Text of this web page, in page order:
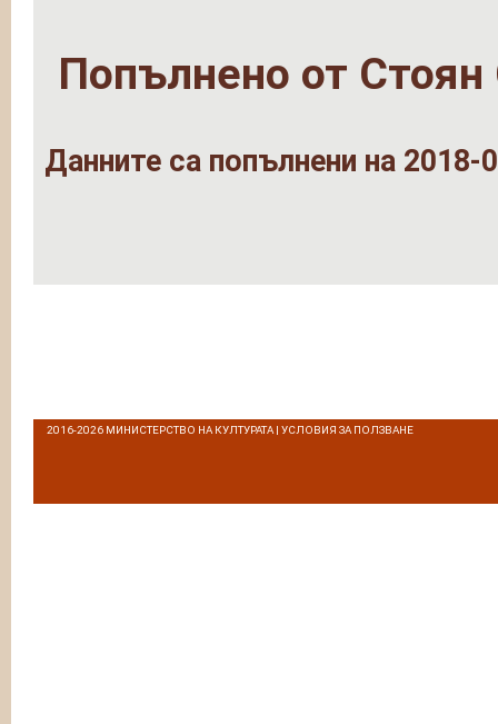
Попълнено от
Данните са попълнени на 2018-
2016-2026 МИНИСТЕРСТВО НА КУЛТУРАТА | УСЛОВИЯ ЗА ПОЛЗВАНЕ